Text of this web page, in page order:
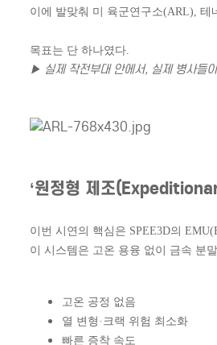
이에 발맞춰 미 육군연구소(ARL), 테
목표는 단 하나였다.
▶ 실제 작전부대 안에서, 실제 병사들
‘원정형 제조
이번 시연의 핵심은 SPEE3D의
이 시스템은 고온 용융 없이 금속 분
고온 공정 없음
열 변형·크랙 위험 최소화
빠른 증착 속도